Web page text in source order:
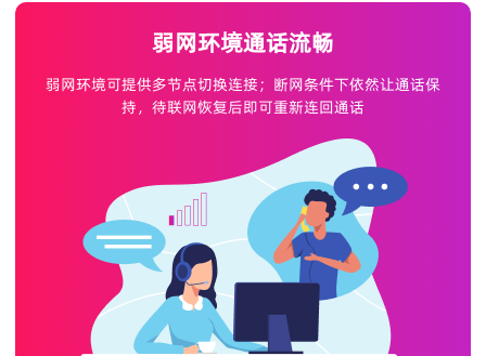
弱网环境通话流畅
弱网环境可提供多节点切换连接；断网条件下依然让通话保
持，待联网恢复后即可重新连回通话